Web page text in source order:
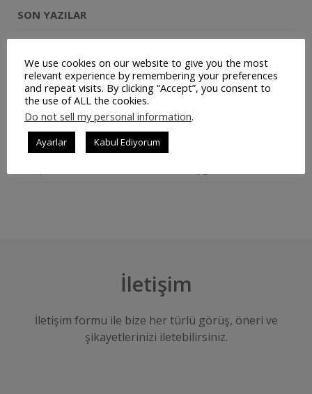
SON YAZILAR
Müşteri Panelimiz Yayınlanmıştır
Ticari Bilgilerimiz Değişmiştir
JetSu – Mobil Su Sipariş Uygulaması
İletişim
İletişim formu ile bize her türlü görüş, öneri ve
şikayetlerinizi iletebilirsiniz.
We use cookies on our website to give you the most
relevant experience by remembering your preferences
and repeat visits. By clicking “Accept”, you consent to
the use of ALL the cookies.
Do not sell my personal information.
Ayarlar Kabul Ediyorum